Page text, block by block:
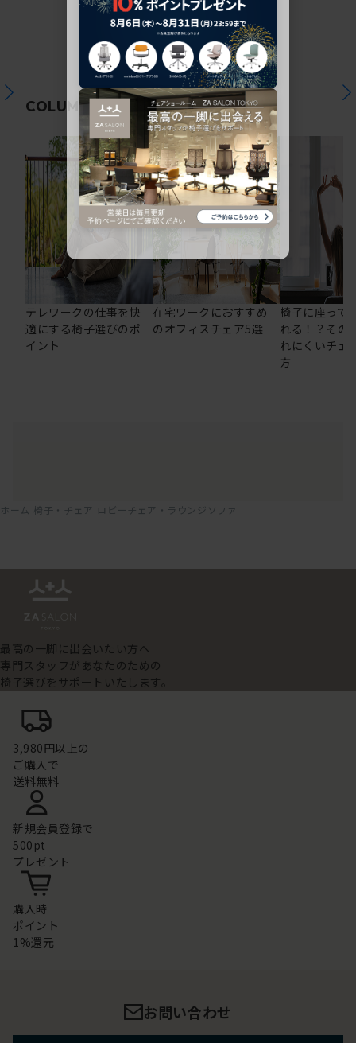
COLUMN関連コラム
テレワークの仕事を快
適にする椅子選びのポ
イント
在宅ワークにおすすめ
のオフィスチェア5選
椅子に座って
れる！？その
れにくいチェ
方
ホーム 椅子・チェア ロビーチェア・ラウンジソファ
最高の一脚に出会いたい方へ
専門スタッフがあなたのための
椅子選びをサポートいたします。
3,980円以上の
ご購入で
送料無料
新規会員登録で
500pt
プレゼント
購入時
ポイント
1%還元
お問い合わせ